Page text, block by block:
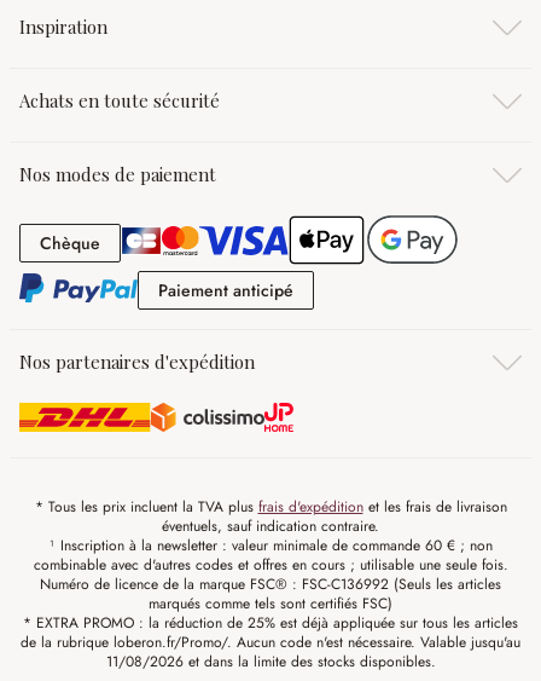
Inspiration
Achats en toute sécurité
Nos modes de paiement
Chèque Chèque
Paiement anticipé
Nos partenaires d'expédition
* Tous les prix incluent la TVA plus frais d'expéditionet les frais de livraison
éventuels, sauf indication contraire.
¹ Inscription à la newsletter : valeur minimale de commande 60 € ; non
combinable avec d'autres codes et offres en cours ; utilisable une seule fois.
Numéro de licence de la marque FSC® : FSC-C136992 (Seuls les articles
marqués comme tels sont certifiés FSC)
* EXTRA PROMO : la réduction de 25% est déjà appliquée sur tous les articles
de la rubrique loberon.fr/Promo/. Aucun code n'est nécessaire. Valable jusqu'au
11/08/2026 et dans la limite des stocks disponibles.